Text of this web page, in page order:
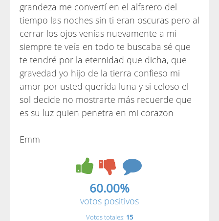
grandeza me convertí en el alfarero del
tiempo las noches sin ti eran oscuras pero al
cerrar los ojos venías nuevamente a mi
siempre te veía en todo te buscaba sé que
te tendré por la eternidad que dicha, que
gravedad yo hijo de la tierra confieso mi
amor por usted querida luna y si celoso el
sol decide no mostrarte más recuerde que
es su luz quien penetra en mi corazon
Emm
60.00%
votos positivos
Votos totales: 15